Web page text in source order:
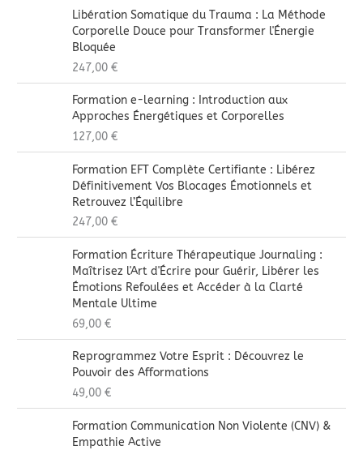
Libération Somatique du Trauma : La Méthode
Corporelle Douce pour Transformer l'Énergie
Bloquée
247,00€
Formation e-learning : Introduction aux
Approches Énergétiques et Corporelles
127,00€
Formation EFT Complète Certifiante : Libérez
Définitivement Vos Blocages Émotionnels et
Retrouvez l’Équilibre
247,00€
Formation Écriture Thérapeutique Journaling :
Maîtrisez l'Art d'Écrire pour Guérir, Libérer les
Émotions Refoulées et Accéder à la Clarté
Mentale Ultime
69,00€
Reprogrammez Votre Esprit : Découvrez le
Pouvoir des Afformations
49,00€
Formation Communication Non Violente (CNV) &
Empathie Active